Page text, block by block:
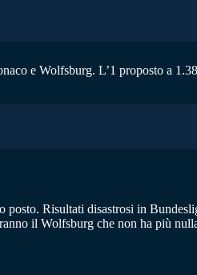
e Wolfsburg. L’1 proposto a
Risultati disastrosi in
il Wolfsburg che non ha più